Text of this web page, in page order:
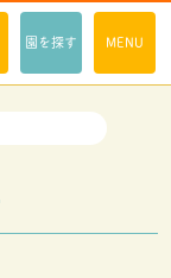
園を探す MENU